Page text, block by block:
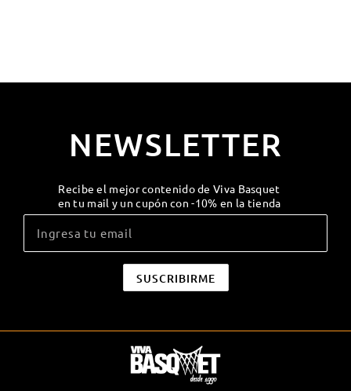
NEWSLETTER
Recibe el mejor contenido de Viva Basquet
en tu mail y un cupón con -10% en la tienda